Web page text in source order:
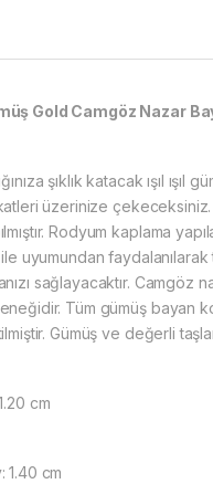
Gold Camgöz Nazar
şıklık katacak ışıl
üzerinize
Rodyum kaplama
ile uyumundan
sağlayacaktır.
Tüm gümüş bayan
Gümüş ve değerli
cm
1.40 cm